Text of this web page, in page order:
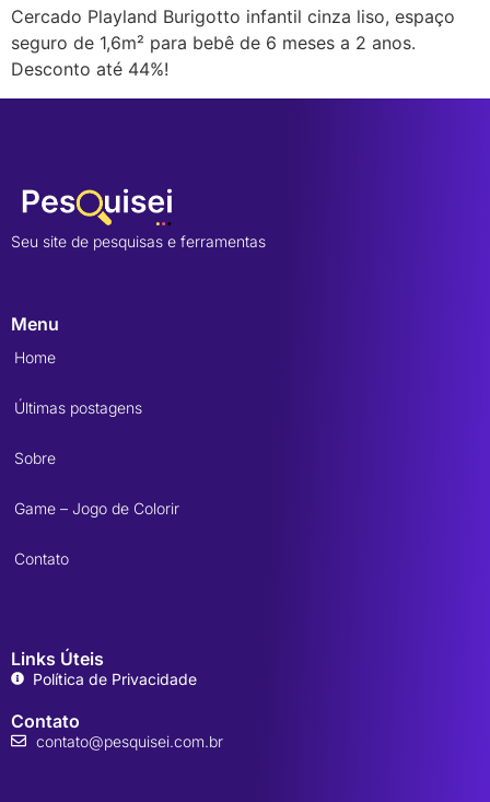
Cercado Playland Burigotto infantil cinza liso, espaço
seguro de 1,6m² para bebê de 6 meses a 2 anos.
Desconto até 44%!
Seu site de pesquisas e ferramentas
Menu
Home
Últimas postagens
Sobre
Game – Jogo de Colorir
Contato
Links Úteis
Política de Privacidade
Contato
contato@pesquisei.com.br